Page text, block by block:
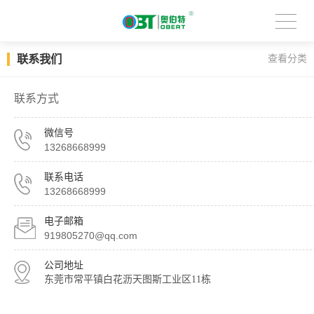
联系我们 查看分类
联系方式
微信号
13268668999
联系电话
13268668999
电子邮箱
919805270@qq.com
公司地址
东莞市常平镇白花沥天图斯工业区11栋